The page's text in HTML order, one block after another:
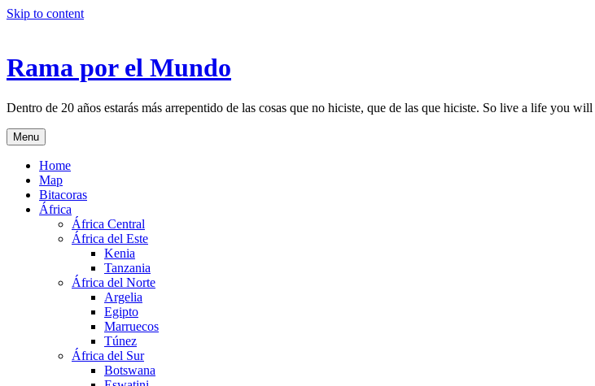
Skip to content
Rama por el Mundo
Dentro de 20 años estarás más arrepentido de las cosas que no hiciste, que de las que hiciste. So live a life you
Menu
Home
Map
Bitacoras
África
África Central
África del Este
Kenia
Tanzania
África del Norte
Argelia
Egipto
Marruecos
Túnez
África del Sur
Botswana